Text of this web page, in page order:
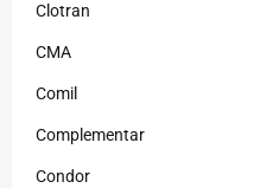
Clotran
CMA
Comil
Complementar
Condor